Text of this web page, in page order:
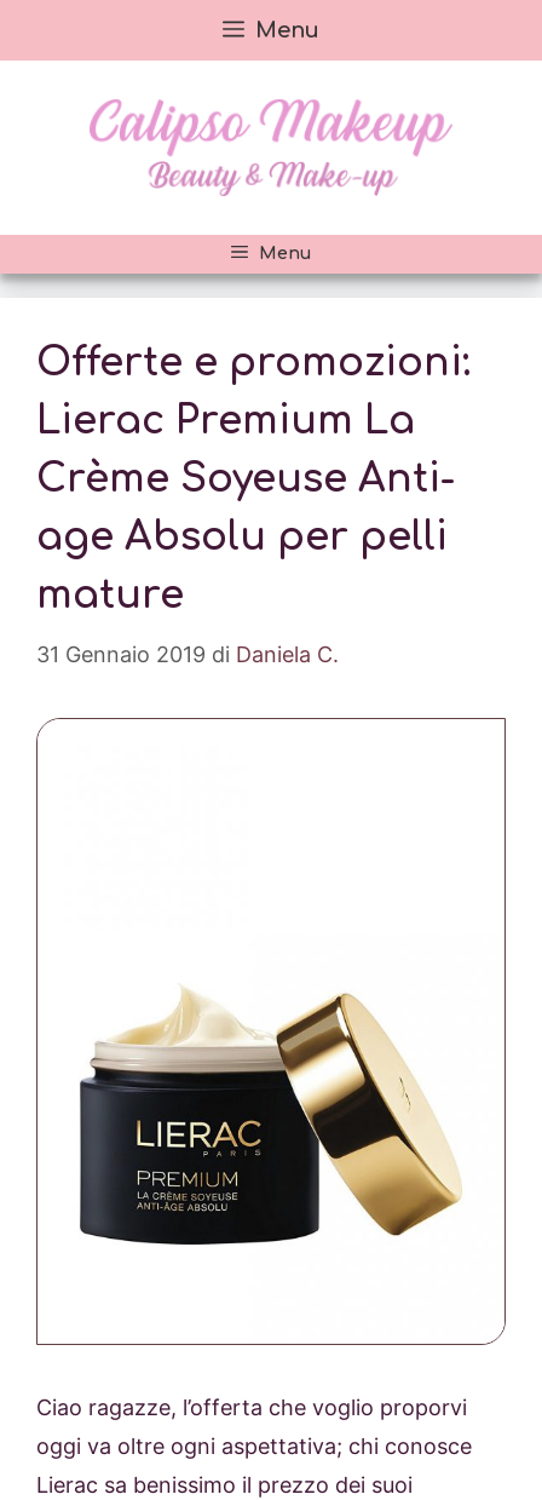
al
Menu
Menu
Offerte e promozioni:
Lierac Premium La
Crème Soyeuse Anti-
age Absolu per pelli
mature
31 Gennaio 2019 di Daniela C.
Ciao ragazze, l’offerta che voglio proporvi
oggi va oltre ogni aspettativa; chi conosce
Lierac sa benissimo il prezzo dei suoi